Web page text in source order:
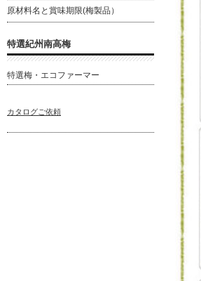
原材料名と賞味期限(梅製品）
特選紀州南高梅
特選梅・エコファーマー
カタログご依頼